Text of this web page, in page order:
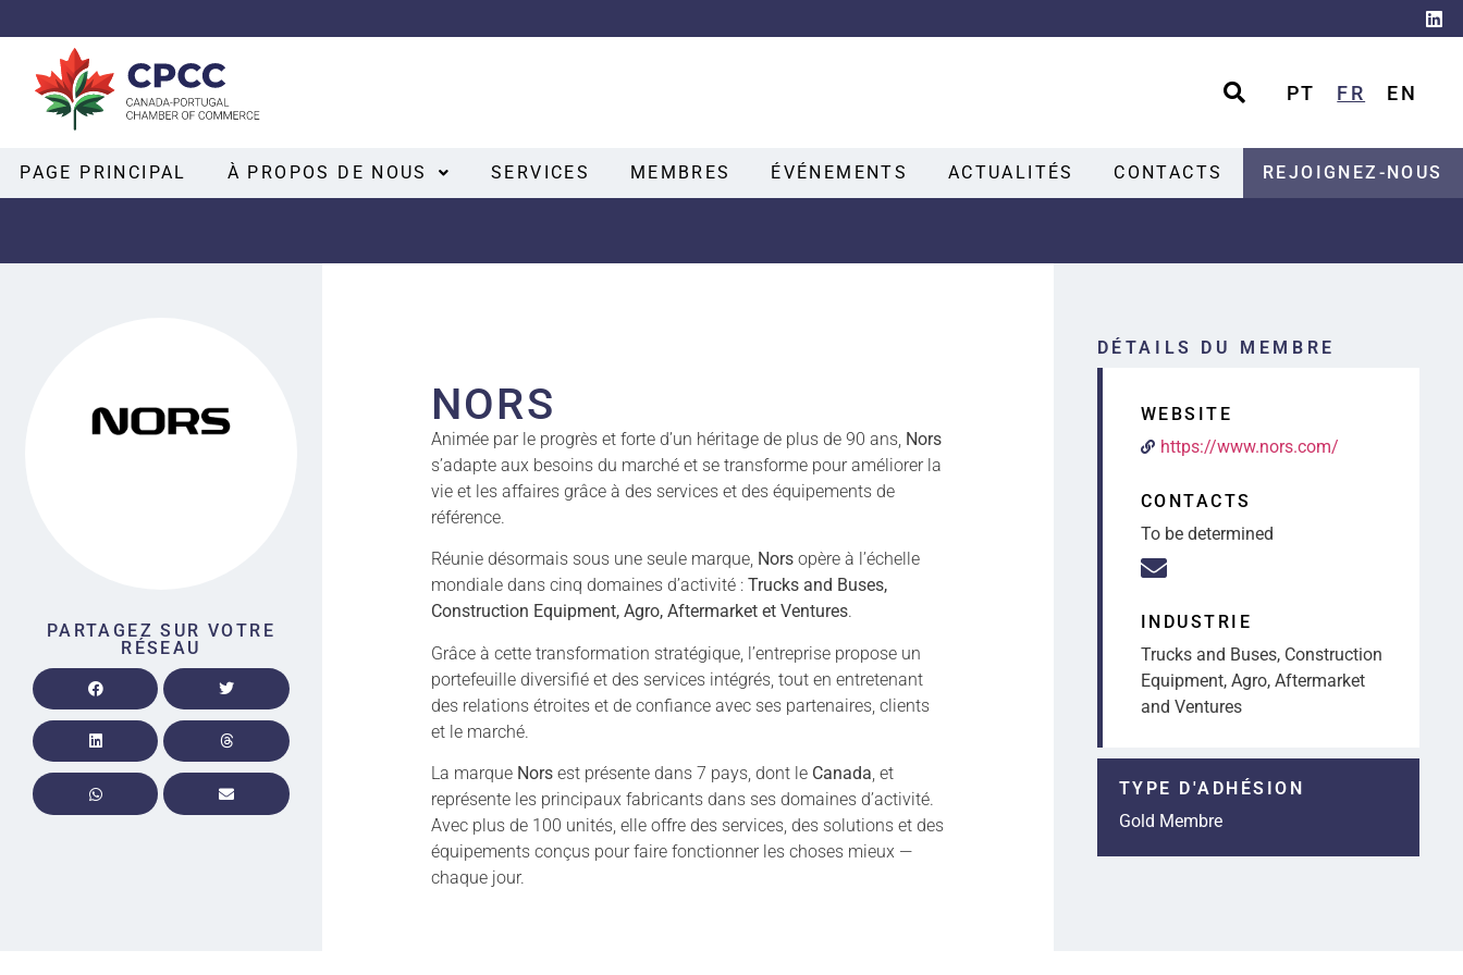
PT FR EN
PAGE PRINCIPAL À PROPOS DE NOUS SERVICES MEMBRES ÉVÉNEMENTS ACTUALITÉS CONTACTS REJOIGNEZ-NOUS
PARTAGEZ SUR VOTRE
RÉSEAU
NORS
Animée par le progrès et forte d’un héritage de plus de 90 ans, Nors
s’adapte aux besoins du marché et se transforme pour améliorer la
vie et les affaires grâce à des services et des équipements de
référence.
Réunie désormais sous une seule marque, Norsopère à l’échelle
mondiale dans cinq domaines d’activité : Trucks and Buses,
Construction Equipment, Agro, Aftermarket et Ventures.
Grâce à cette transformation stratégique, l’entreprise propose un
portefeuille diversifié et des services intégrés, tout en entretenant
des relations étroites et de confiance avec ses partenaires, clients
et le marché.
La marque Norsest présente dans 7 pays, dont le Canada, et
représente les principaux fabricants dans ses domaines d’activité.
Avec plus de 100 unités, elle offre des services, des solutions et des
équipements conçus pour faire fonctionner les choses mieux —
chaque jour.
DÉTAILS DU MEMBRE
WEBSITE
https://www.nors.com/
CONTACTS
To be determined
INDUSTRIE
Trucks and Buses, Construction
Equipment, Agro, Aftermarket
and Ventures
TYPE D'ADHÉSION
Gold Membre